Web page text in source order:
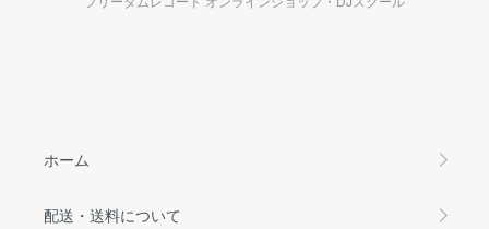
ホーム
配送・送料について